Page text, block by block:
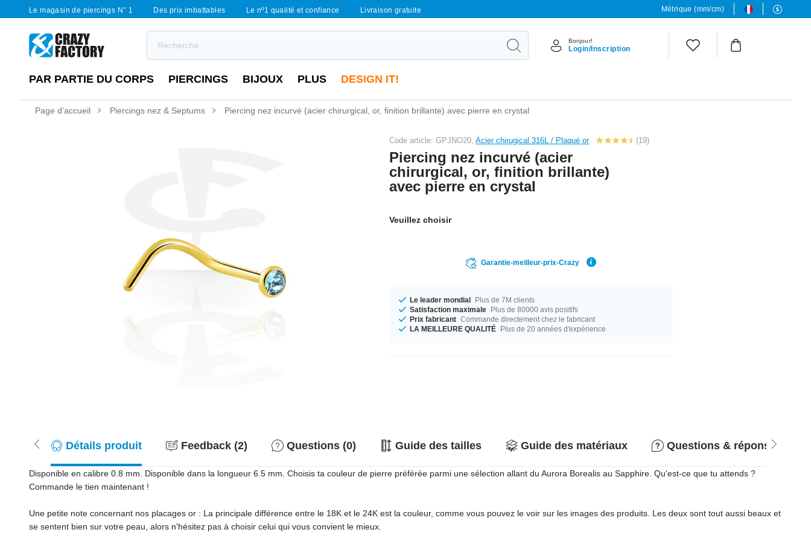
Le magasin de piercings N° 1 Des prix imbattables Le nº1 qualité et confiance Livraison gratuite Métrique (mm/cm)
Bonjour!
Login/Inscription
PAR PARTIE DU CORPS PIERCINGS BIJOUX PLUS DESIGN IT!
Page d'accueil Piercings nez & Septums Piercing nez incurvé (acier chirurgical, or, finition brillante) avec pierre en crystal
Code article: GPJNO20,Acier chirugical 316L / Plaqué or (19)
Piercing nez incurvé (acier
chirurgical, or, finition brillante)
avec pierre en crystal
Veuillez choisir
Garantie-meilleur-prix-Crazy
Le leader mondial Plus de 7M clients
Satisfaction maximale Plus de 80000 avis positifs
Prix fabricant Commande directement chez le fabricant
LA MEILLEURE QUALITÉ Plus de 20 années d'expérience
Détails produit Feedback (2) Questions (0) Guide des tailles Guide des matériaux Questions & réponses
Disponible en calibre 0.8 mm. Disponible dans la longueur 6.5 mm. Choisis ta couleur de pierre préférée parmi une sélection allant du Aurora Borealis au Sapphire. Qu'est-ce que tu attends ?
Commande le tien maintenant !
Une petite note concernant nos placages or : La principale différence entre le 18K et le 24K est la couleur, comme vous pouvez le voir sur les images des produits. Les deux sont tout aussi beaux et
se sentent bien sur votre peau, alors n'hésitez pas à choisir celui qui vous convient le mieux.